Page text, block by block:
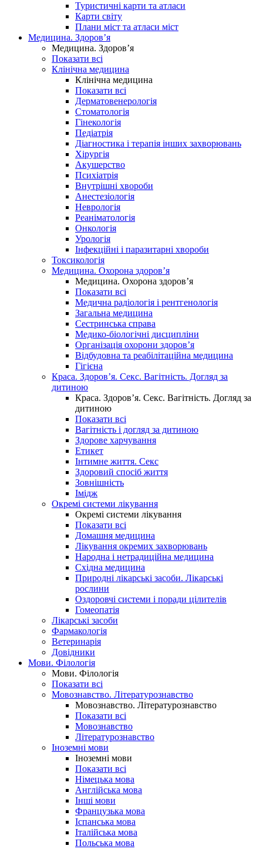
Туристичні карти та атласи
Карти світу
Плани міст та атласи міст
Медицина. Здоров’я
Медицина. Здоров’я
Показати всі
Клінічна медицина
Клінічна медицина
Показати всі
Дерматовенерологія
Стоматологія
Гінекологія
Педіатрія
Діагностика і терапія інших захворювань
Хірургія
Акушерство
Психіатрія
Внутрішні хвороби
Анестезіологія
Неврологія
Реаніматологія
Онкологія
Урологія
Інфекційні і паразитарні хвороби
Токсикологія
Медицина. Охорона здоров’я
Медицина. Охорона здоров’я
Показати всі
Медична радіологія і рентгенологія
Загальна медицина
Сестринська справа
Медико-біологічні дисципліни
Організація охорони здоров’я
Відбудовна та реабілітаційна медицина
Гігієна
Краса. Здоров’я. Секс. Вагітність. Догляд за
дитиною
Краса. Здоров’я. Секс. Вагітність. Догляд за
дитиною
Показати всі
Вагітність і догляд за дитиною
Здорове харчування
Етикет
Інтимне життя. Секс
Здоровий спосіб життя
Зовнішність
Імідж
Окремі системи лікування
Окремі системи лікування
Показати всі
Домашня медицина
Лікування окремих захворювань
Народна і нетрадиційна медицина
Східна медицина
Природні лікарські засоби. Лікарські
рослини
Оздоровчі системи і поради цілителів
Гомеопатія
Лікарські засоби
Фармакологія
Ветеринарія
Довідники
Мови. Філологія
Мови. Філологія
Показати всі
Мовознавство. Літературознавство
Мовознавство. Літературознавство
Показати всі
Мовознавство
Літературознавство
Іноземні мови
Іноземні мови
Показати всі
Німецька мова
Англійська мова
Інші мови
Французька мова
Іспанська мова
Італійська мова
Польська мова